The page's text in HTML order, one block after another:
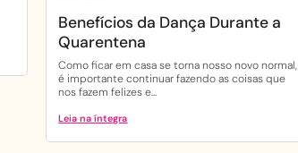
Benefícios da Dança Durante a
Quarentena
Como ficar em casa se torna nosso novo normal,
é importante continuar fazendo as coisas que
nos fazem felizes e...
Leia na íntegra